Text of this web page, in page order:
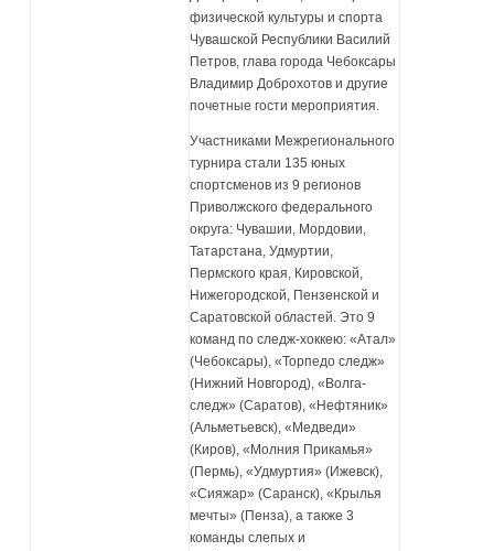
физической культуры и спорта
Чувашской Республики Василий
Петров, глава города Чебоксары
Владимир Доброхотов и другие
почетные гости мероприятия.
Участниками Межрегионального
турнира стали 135 юных
спортсменов из 9 регионов
Приволжского федерального
округа: Чувашии, Мордовии,
Татарстана, Удмуртии,
Пермского края, Кировской,
Нижегородской, Пензенской и
Саратовской областей. Это 9
команд по следж-хоккею: «Атал»
(Чебоксары), «Торпедо следж»
(Нижний Новгород), «Волга-
следж» (Саратов), «Нефтяник»
(Альметьевск), «Медведи»
(Киров), «Молния Прикамья»
(Пермь), «Удмуртия» (Ижевск),
«Сияжар» (Саранск), «Крылья
мечты» (Пенза), а также 3
команды слепых и